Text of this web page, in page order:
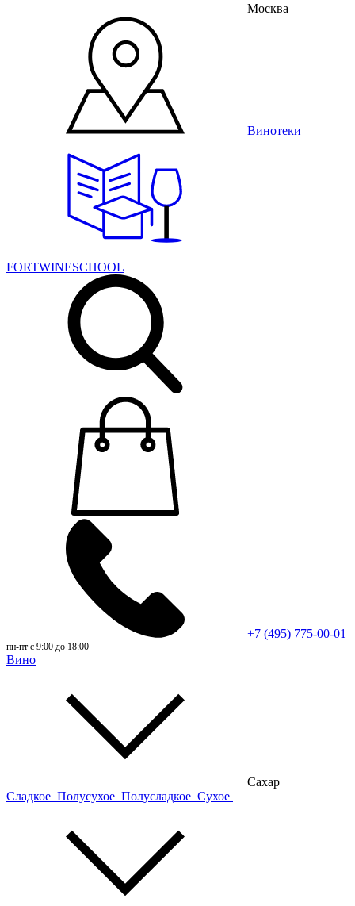
Москва
Винотеки
FORTWINESCHOOL
+7 (495) 775-00-01
пн-пт с 9:00 до 18:00
Вино
Сахар
Сладкое Полусухое Полусладкое Сухое